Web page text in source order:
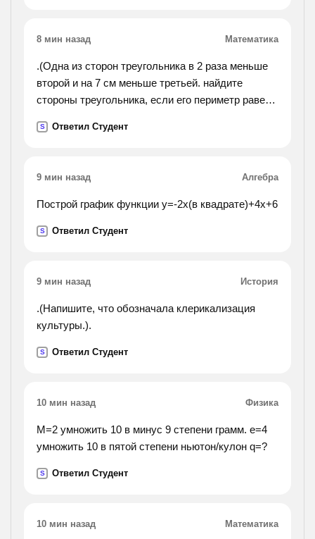
8 мин назад Математика
.(Одна из сторон треугольника в 2 раза меньше
второй и на 7 см меньше третьей. найдите
стороны треугольника, если его периметр равен
S Ответил Студент
9 мин назад Алгебра
Построй график функции у=-2х(в квадрате)+4х+6
S Ответил Студент
9 мин назад История
.(Напишите, что обозначала клерикализация
культуры.).
S Ответил Студент
10 мин назад Физика
M=2 умножить 10 в минус 9 степени грамм. е=4
умножить 10 в пятой степени ньютон/кулон q=?
S Ответил Студент
10 мин назад Математика